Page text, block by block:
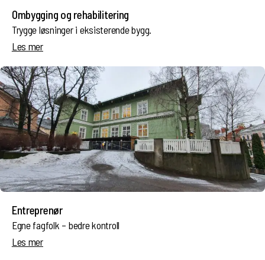
Ombygging og rehabilitering
Trygge løsninger i eksisterende bygg.
Les mer
Entreprenør
Egne fagfolk – bedre kontroll
Les mer